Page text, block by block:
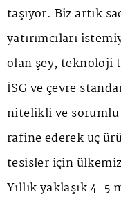
taşıyor. Biz artık
yatırımcıları
olan şey, teknoloji
İSG ve çevre
nitelikli ve sorumlu
rafine ederek uç
tesisler için
Yıllık yaklaşık 4-5